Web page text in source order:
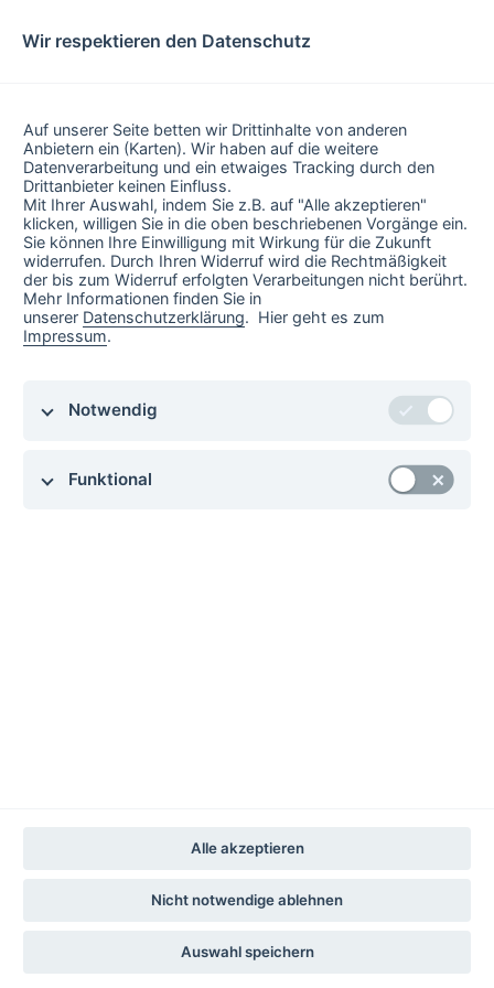
Wir respektieren den Datenschutz
Auf unserer Seite betten wir Drittinhalte von anderen
Anbietern ein (Karten). Wir haben auf die weitere
Datenverarbeitung und ein etwaiges Tracking durch den
Drittanbieter keinen Einfluss.
Mit Ihrer Auswahl, indem Sie z.B. auf "Alle akzeptieren"
klicken, willigen Sie in die oben beschriebenen Vorgänge ein.
Sie können Ihre Einwilligung mit Wirkung für die Zukunft
widerrufen. Durch Ihren Widerruf wird die Rechtmäßigkeit
der bis zum Widerruf erfolgten Verarbeitungen nicht berührt.
Mehr Informationen finden Sie in
unserer Datenschutzerklärung. Hier geht es zum
Impressum.
Notwendig
Funktional
Alle akzeptieren
Nicht notwendige ablehnen
Auswahl speichern